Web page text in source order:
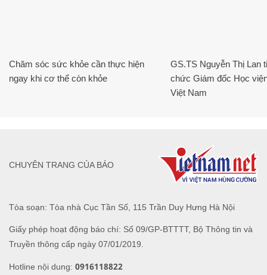
Chăm sóc sức khỏe cần thực hiện
ngay khi cơ thể còn khỏe
GS.TS Nguyễn Thị Lan
chức Giám đốc Học
Việt Nam
Tòa soạn: Tòa nhà Cục Tần Số, 115 Trần Duy Hưng Hà Nội
Giấy phép hoạt động báo chí: Số 09/GP-BTTTT, Bộ Thông tin và
Truyền thông cấp ngày 07/01/2019.
Hotline nội dung: 0916118822
CHUYÊN TRANG CỦA BÁO